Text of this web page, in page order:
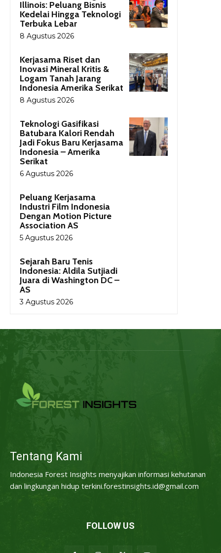
Illinois: Peluang Bisnis
Kedelai Hingga Teknologi
Terbuka Lebar
8 Agustus 2026
Kerjasama Riset dan
Inovasi Mineral Kritis &
Logam Tanah Jarang
Indonesia Amerika Serikat
8 Agustus 2026
Teknologi Gasifikasi
Batubara Kalori Rendah
Jadi Fokus Baru Kerjasama
Indonesia – Amerika
Serikat
6 Agustus 2026
Peluang Kerjasama
Industri Film Indonesia
Dengan Motion Picture
Association AS
5 Agustus 2026
Sejarah Baru Tenis
Indonesia: Aldila Sutjiadi
Juara di Washington DC –
AS
3 Agustus 2026
Tentang Kami
Indonesia Forest Insights menyajikan informasi kehutanan
dan lingkungan hidup terkini.forestinsights.id@gmail.com
FOLLOW US